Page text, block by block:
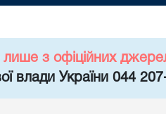
з офіційних
влади України 044